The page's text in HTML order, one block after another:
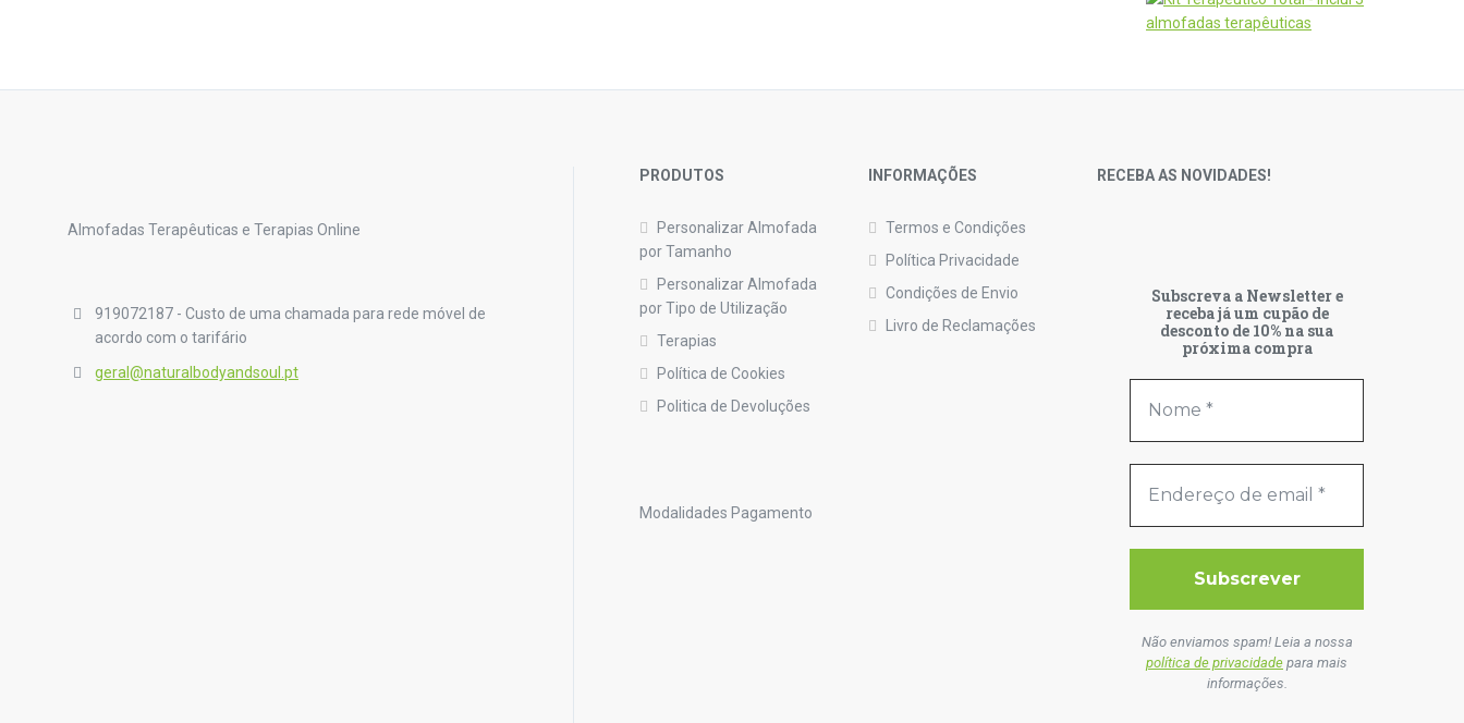
Almofadas Terapêuticas e Terapias Online
919072187 - Custo de uma chamada para rede móvel de
acordo com o tarifário
geral@naturalbodyandsoul.pt
PRODUTOS
Personalizar Almofada
por Tamanho
Personalizar Almofada
por Tipo de Utilização
Terapias
Política de Cookies
Politica de Devoluções
Modalidades Pagamento
INFORMAÇÕES
Termos e Condições
Política Privacidade
Condições de Envio
Livro de Reclamações
RECEBA AS NOVIDADES!
Subscreva a Newsletter e
receba já um cupão de
desconto de 10% na sua
próxima compra
Não enviamos spam! Leia a nossa
política de privacidade para mais
informações.